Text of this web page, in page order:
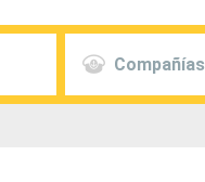
Compañías